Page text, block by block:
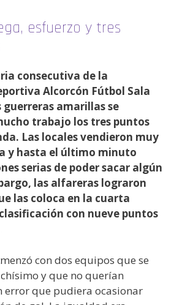
esfuerzo y tres
consecutiva de la
Alcorcón Fútbol Sala
guerreras amarillas se
trabajo los tres puntos
Las locales vendieron muy
y hasta el último minuto
serias de poder sacar algún
las alfareras lograron
las coloca en la cuarta
con nueve puntos
con dos equipos que se
y que no querían
error que pudiera ocasionar